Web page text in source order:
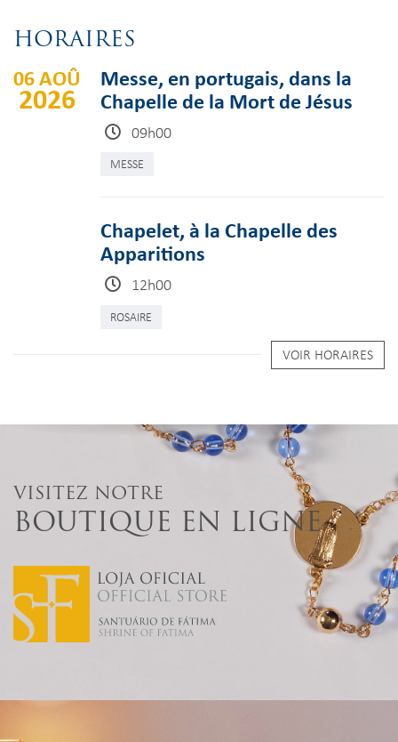
HORAIRES
06 AOÛ
2026
Messe, en portugais, dans la
Chapelle de la Mort de Jésus
09h00
MESSE
Chapelet, à la Chapelle des
Apparitions
12h00
ROSAIRE
VOIR HORAIRES
VISITEZ NOTRE
BOUTIQUE EN LIGNE